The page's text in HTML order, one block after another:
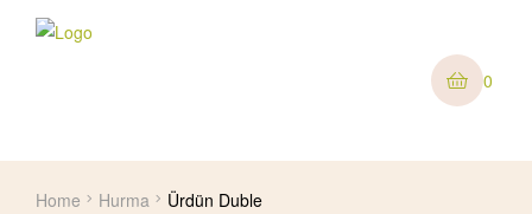
0
Home Hurma Ürdün Duble